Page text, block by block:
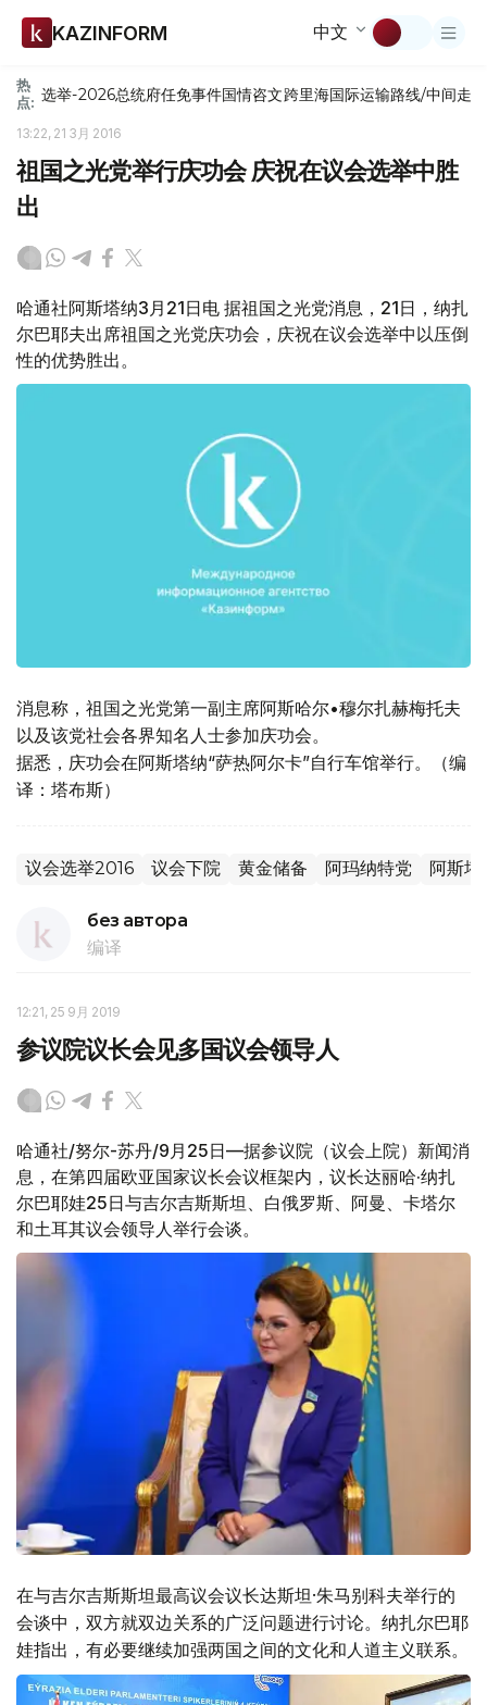
KAZINFORM 中文
热
点: 选举-2026总统府任免事件国情咨文跨里海国际运输路线/中间走廊
13:22, 21 3月 2016
祖国之光党举行庆功会 庆祝在议会选举中胜
出
哈通社阿斯塔纳3月21日电 据祖国之光党消息，21日，纳扎
尔巴耶夫出席祖国之光党庆功会，庆祝在议会选举中以压倒
性的优势胜出。
消息称，祖国之光党第一副主席阿斯哈尔•穆尔扎赫梅托夫
以及该党社会各界知名人士参加庆功会。
据悉，庆功会在阿斯塔纳“萨热阿尔卡”自行车馆举行。（编
译：塔布斯）
议会选举2016 议会下院 黄金储备 阿玛纳特党 阿斯塔
без автора
编译
12:21, 25 9月 2019
参议院议长会见多国议会领导人
哈通社/努尔-苏丹/9月25日—据参议院（议会上院）新闻消
息，在第四届欧亚国家议长会议框架内，议长达丽哈·纳扎
尔巴耶娃25日与吉尔吉斯斯坦、白俄罗斯、阿曼、卡塔尔
和土耳其议会领导人举行会谈。
在与吉尔吉斯斯坦最高议会议长达斯坦·朱马别科夫举行的
会谈中，双方就双边关系的广泛问题进行讨论。纳扎尔巴耶
娃指出，有必要继续加强两国之间的文化和人道主义联系。